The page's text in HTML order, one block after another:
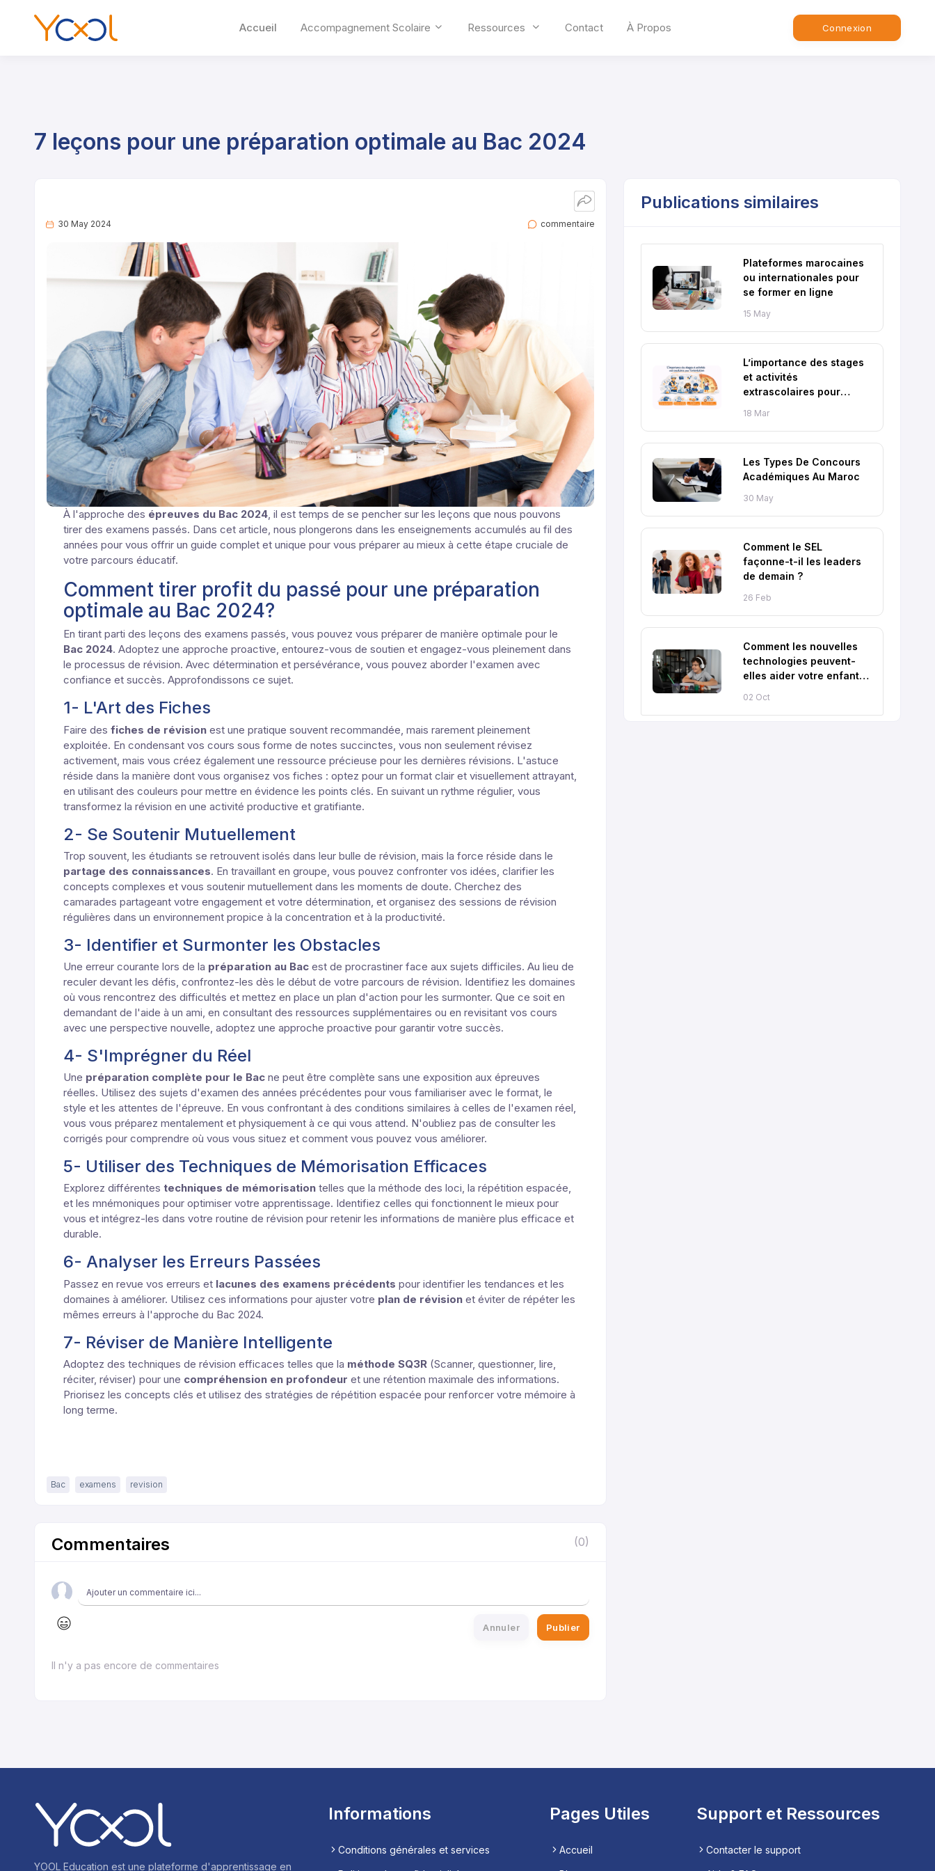
Accueil Accompagnement Scolaire Ressources Contact À Propos Connexion
7 leçons pour une préparation optimale au Bac 2024
30 May 2024 commentaire
À l'approche des épreuves du Bac 2024, il est temps de se pencher sur les leçons que nous pouvons
tirer des examens passés. Dans cet article, nous plongerons dans les enseignements accumulés au fil des
années pour vous offrir un guide complet et unique pour vous préparer au mieux à cette étape cruciale de
votre parcours éducatif.
Comment tirer profit du passé pour une préparation
optimale au Bac 2024?
En tirant parti des leçons des examens passés, vous pouvez vous préparer de manière optimale pour le
Bac 2024. Adoptez une approche proactive, entourez-vous de soutien et engagez-vous pleinement dans
le processus de révision. Avec détermination et persévérance, vous pouvez aborder l'examen avec
confiance et succès. Approfondissons ce sujet.
1- L'Art des Fiches
Faire des fiches de révision est une pratique souvent recommandée, mais rarement pleinement
exploitée. En condensant vos cours sous forme de notes succinctes, vous non seulement révisez
activement, mais vous créez également une ressource précieuse pour les dernières révisions. L'astuce
réside dans la manière dont vous organisez vos fiches : optez pour un format clair et visuellement attrayant,
en utilisant des couleurs pour mettre en évidence les points clés. En suivant un rythme régulier, vous
transformez la révision en une activité productive et gratifiante.
2- Se Soutenir Mutuellement
Trop souvent, les étudiants se retrouvent isolés dans leur bulle de révision, mais la force réside dans le
partage des connaissances. En travaillant en groupe, vous pouvez confronter vos idées, clarifier les
concepts complexes et vous soutenir mutuellement dans les moments de doute. Cherchez des
camarades partageant votre engagement et votre détermination, et organisez des sessions de révision
régulières dans un environnement propice à la concentration et à la productivité.
3- Identifier et Surmonter les Obstacles
Une erreur courante lors de la préparation au Bac est de procrastiner face aux sujets difficiles. Au lieu de
reculer devant les défis, confrontez-les dès le début de votre parcours de révision. Identifiez les domaines
où vous rencontrez des difficultés et mettez en place un plan d'action pour les surmonter. Que ce soit en
demandant de l'aide à un ami, en consultant des ressources supplémentaires ou en revisitant vos cours
avec une perspective nouvelle, adoptez une approche proactive pour garantir votre succès.
4- S'Imprégner du Réel
Une préparation complète pour le Bac ne peut être complète sans une exposition aux épreuves
réelles. Utilisez des sujets d'examen des années précédentes pour vous familiariser avec le format, le
style et les attentes de l'épreuve. En vous confrontant à des conditions similaires à celles de l'examen réel,
vous vous préparez mentalement et physiquement à ce qui vous attend. N'oubliez pas de consulter les
corrigés pour comprendre où vous vous situez et comment vous pouvez vous améliorer.
5- Utiliser des Techniques de Mémorisation Efficaces
Explorez différentes techniques de mémorisation telles que la méthode des loci, la répétition espacée,
et les mnémoniques pour optimiser votre apprentissage. Identifiez celles qui fonctionnent le mieux pour
vous et intégrez-les dans votre routine de révision pour retenir les informations de manière plus efficace et
durable.
6- Analyser les Erreurs Passées
Passez en revue vos erreurs et lacunes des examens précédents pour identifier les tendances et les
domaines à améliorer. Utilisez ces informations pour ajuster votre plan de révision et éviter de répéter les
mêmes erreurs à l'approche du Bac 2024.
7- Réviser de Manière Intelligente
Adoptez des techniques de révision efficaces telles que la méthode SQ3R (Scanner, questionner, lire,
réciter, réviser) pour une compréhension en profondeur et une rétention maximale des informations.
Priorisez les concepts clés et utilisez des stratégies de répétition espacée pour renforcer votre mémoire à
long terme.
Bac examens revision
Commentaires (0)
Annuler Publier
Il n'y a pas encore de commentaires
Publications similaires
Plateformes marocaines
ou internationales pour
se former en ligne
15 May
L’importance des stages
et activités
extrascolaires pour
18 Mar
Les Types De Concours
Académiques Au Maroc
30 May
Comment le SEL
façonne-t-il les leaders
de demain ?
26 Feb
Comment les nouvelles
technologies peuvent-
elles aider votre enfant
02 Oct
YOOL Education est une plateforme d'apprentissage en
Informations
Conditions générales et services
Pages Utiles
Accueil
Support et Ressources
Contacter le support